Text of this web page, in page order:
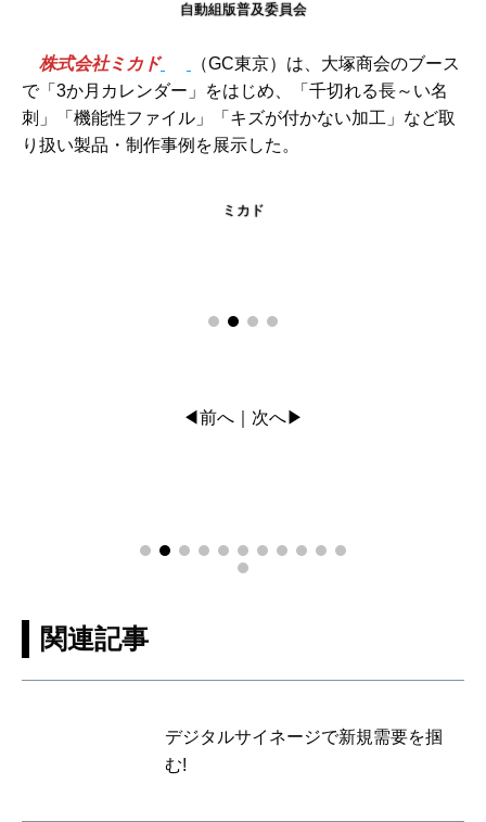
自動組版普及委員会
株式会社ミカド
（GC東京）は、大塚商会のブース
で「3か月カレンダー」をはじめ、「千切れる長～い名
刺」「機能性ファイル」「キズが付かない加工」など取
り扱い製品・制作事例を展示した。
ミカド
◀前へ 次へ▶
関連記事
デジタルサイネージで新規需要を掴
む!